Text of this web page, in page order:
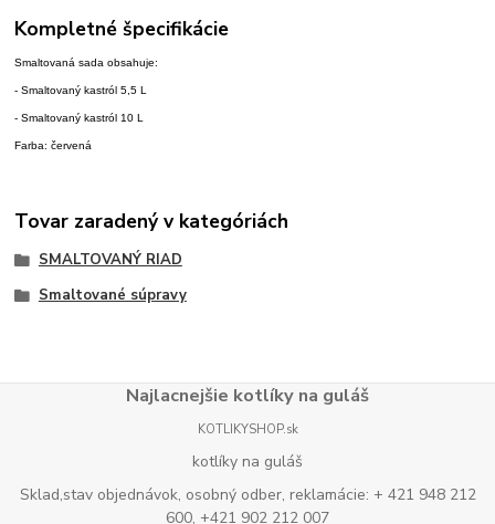
Kompletné špecifikácie
Smaltovaná sada obsahuje:
- Smaltovaný kastról 5,5 L
- Smaltovaný kastról 10 L
Farba: červená
Tovar zaradený v kategóriách
SMALTOVANÝ RIAD
Smaltované súpravy
Najlacnejšie kotlíky na guláš
KOTLIKYSHOP.sk
kotlíky na guláš
Sklad,stav objednávok, osobný odber, reklamácie: + 421 948 212
600, +421 902 212 007